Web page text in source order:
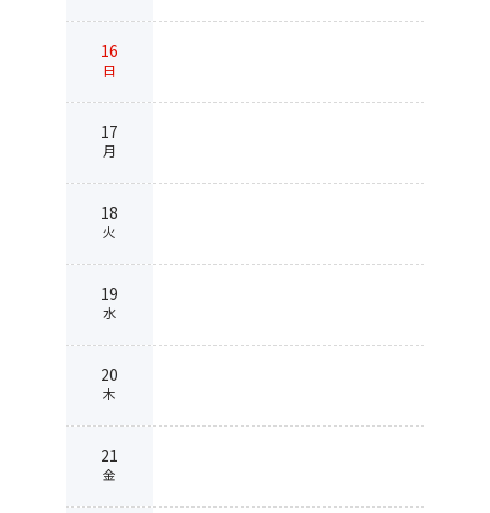
16
日
17
月
18
火
19
水
20
木
21
金